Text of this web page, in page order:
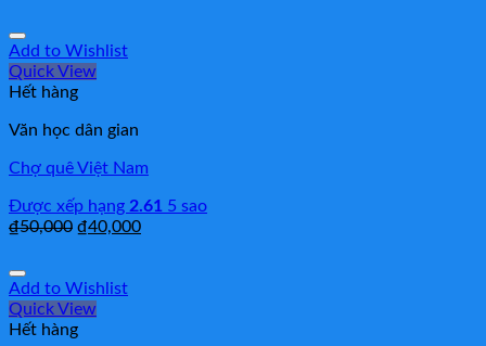
Add to Wishlist
Quick View
Hết hàng
Văn học dân gian
Chợ quê Việt Nam
Được xếp hạng 2.61 5 sao
₫50,000 ₫40,000
Add to Wishlist
Quick View
Hết hàng